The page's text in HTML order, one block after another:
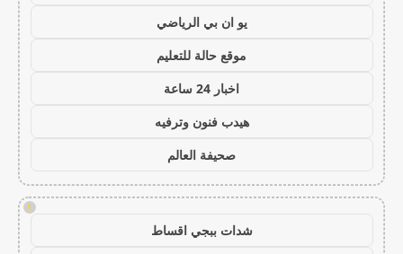
يو ان بي الرياضي
موقع حالة للتعليم
اخبار 24 ساعة
هيدب فنون وترفيه
صحيفة العالم
!
شدات ببجي اقساط